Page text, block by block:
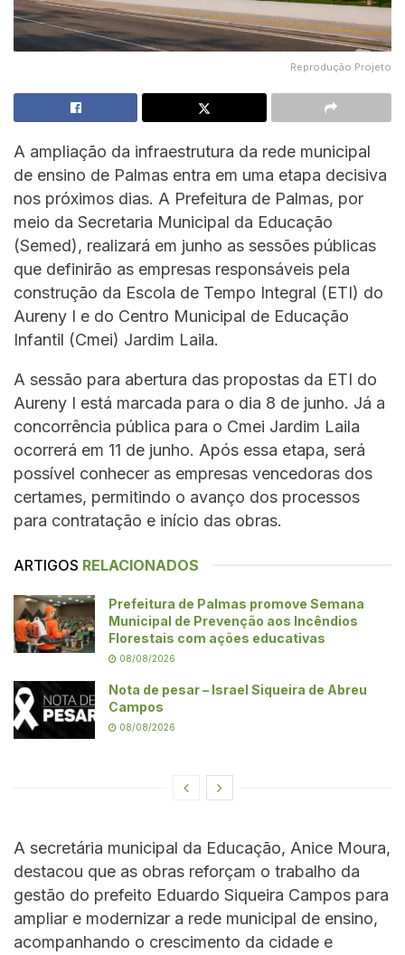
Reprodução Projeto
A ampliação da infraestrutura da rede municipal
de ensino de Palmas entra em uma etapa decisiva
nos próximos dias. A Prefeitura de Palmas, por
meio da Secretaria Municipal da Educação
(Semed), realizará em junho as sessões públicas
que definirão as empresas responsáveis pela
construção da Escola de Tempo Integral (ETI) do
Aureny I e do Centro Municipal de Educação
Infantil (Cmei) Jardim Laila.
A sessão para abertura das propostas da ETI do
Aureny I está marcada para o dia 8 de junho. Já a
concorrência pública para o Cmei Jardim Laila
ocorrerá em 11 de junho. Após essa etapa, será
possível conhecer as empresas vencedoras dos
certames, permitindo o avanço dos processos
para contratação e início das obras.
ARTIGOS RELACIONADOS
Prefeitura de Palmas promove Semana
Municipal de Prevenção aos Incêndios
Florestais com ações educativas
08/08/2026
Nota de pesar – Israel Siqueira de Abreu
Campos
08/08/2026
A secretária municipal da Educação, Anice Moura,
destacou que as obras reforçam o trabalho da
gestão do prefeito Eduardo Siqueira Campos para
ampliar e modernizar a rede municipal de ensino,
acompanhando o crescimento da cidade e